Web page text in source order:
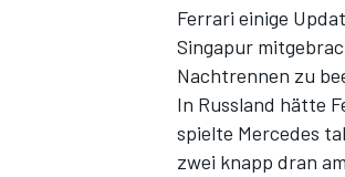
Ferrari einige
Singapur
Nachtrennen zu
In Russland hätte
spielte Mercedes
zwei knapp dran